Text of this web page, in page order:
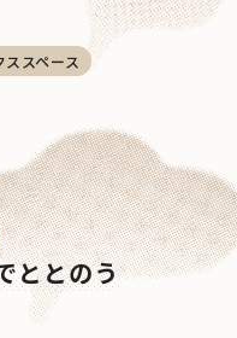
ススペース
ととのう